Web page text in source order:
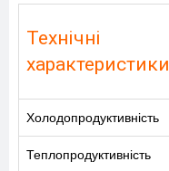
Технічні
характеристики
Холодопродуктивність
Теплопродуктивність